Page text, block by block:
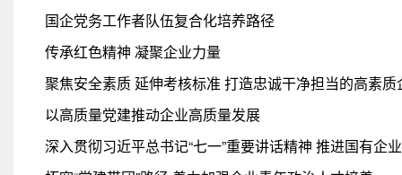
国企党务工作者队伍复合化培养路径
传承红色精神 凝聚企业力量
聚焦安全素质 延伸考核标准 打造忠诚干净担当的高素
以高质量党建推动企业高质量发展
深入贯彻习近平总书记“七一”重要讲话精神 推进国有企